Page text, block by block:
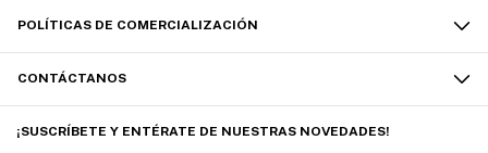
POLÍTICAS DE COMERCIALIZACIÓN
CONTÁCTANOS
¡SUSCRÍBETE Y ENTÉRATE DE NUESTRAS NOVEDADES!